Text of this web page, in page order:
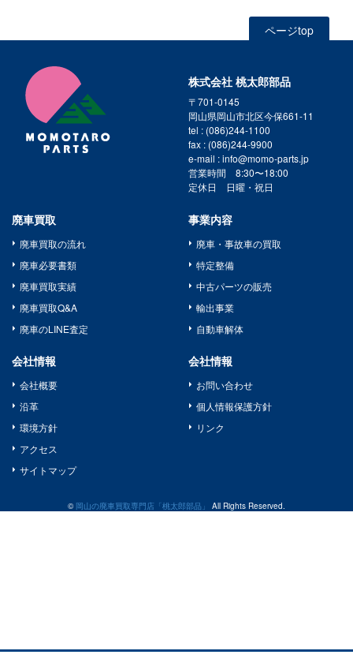
ページtop
株式会社 桃太郎部品
〒701-0145
岡山県岡山市北区今保661-11
tel : (086)244-1100
fax : (086)244-9900
e-mail : info@momo-parts.jp
営業時間 8:30〜18:00
定休日 日曜・祝日
廃車買取
廃車買取の流れ
廃車必要書類
廃車買取実績
廃車買取Q&A
廃車のLINE査定
事業内容
廃車・事故車の買取
特定整備
中古パーツの販売
輸出事業
自動車解体
会社情報
会社概要
沿革
環境方針
アクセス
サイトマップ
会社情報
お問い合わせ
個人情報保護方針
リンク
© 岡山の廃車買取専門店「桃太郎部品」 All Rights Reserved.